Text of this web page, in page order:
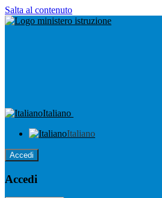
Salta al contenuto
Italiano
Italiano
Accedi
Accedi